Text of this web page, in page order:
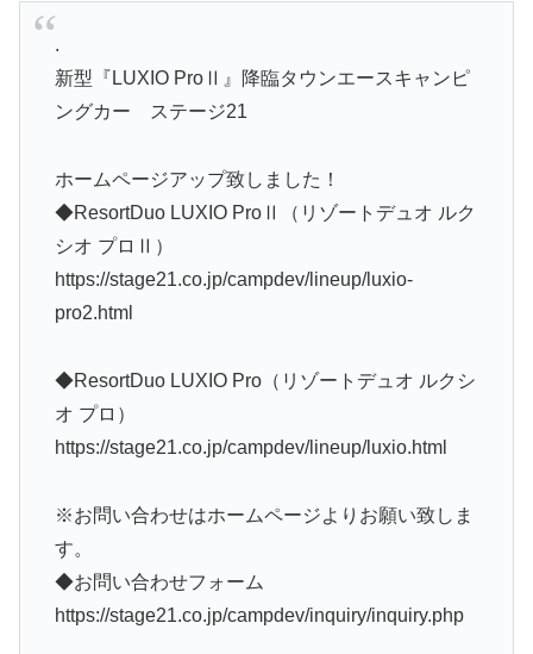
.
新型『LUXIO ProⅡ』降臨タウンエースキャンピ
ングカー ステージ21
ホームページアップ致しました！
◆ResortDuo LUXIO ProⅡ（リゾートデュオ ルク
シオ プロⅡ）
https://stage21.co.jp/campdev/lineup/luxio-
pro2.html
◆ResortDuo LUXIO Pro（リゾートデュオ ルクシ
オ プロ）
https://stage21.co.jp/campdev/lineup/luxio.html
※お問い合わせはホームページよりお願い致しま
す。
◆お問い合わせフォーム
https://stage21.co.jp/campdev/inquiry/inquiry.php